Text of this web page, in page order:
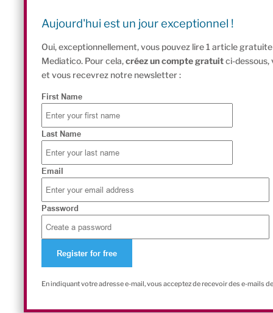
Aujourd'hui est un jour exceptionnel !
Oui, exceptionnellement, vous pouvez lire 1 article
Mediatico. Pour cela,créez un compte gratuitci-dessous,
et vous recevrez notre newsletter :
First Name
Last Name
Email
Password
En indiquant votre adresse e-mail, vous acceptez de recevoir des e-mails